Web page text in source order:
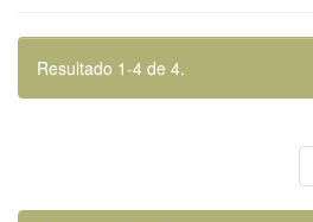
Resultado 1-4 de 4.